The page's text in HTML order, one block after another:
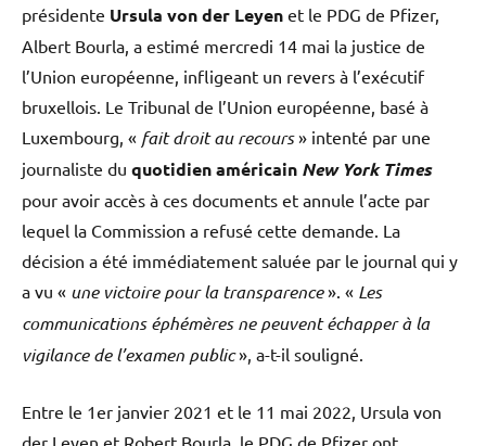
présidente Ursula von der Leyen et le PDG de Pfizer,
Albert Bourla, a estimé mercredi 14 mai la justice de
l’Union européenne, infligeant un revers à l’exécutif
bruxellois. Le Tribunal de l’Union européenne, basé à
Luxembourg, « fait droit au recours» intenté par une
journaliste du quotidien américain New York Times
pour avoir accès à ces documents et annule l’acte par
lequel la Commission a refusé cette demande. La
décision a été immédiatement saluée par le journal qui y
a vu « une victoire pour la transparence». « Les
communications éphémères ne peuvent échapper à la
vigilance de l’examen public», a-t-il souligné.
Entre le 1er janvier 2021 et le 11 mai 2022, Ursula von